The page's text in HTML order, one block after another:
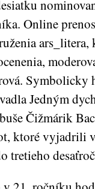
Online
ars_litera,
Symbolicky
Jedným
Čižmárik
ktoré vyjadrili
tretieho